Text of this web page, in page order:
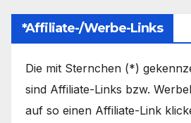
*Affiliate-/Werbe-Links
Die mit Sternchen (*)
sind Affiliate-Links bzw.
auf so einen Affiliate-Link